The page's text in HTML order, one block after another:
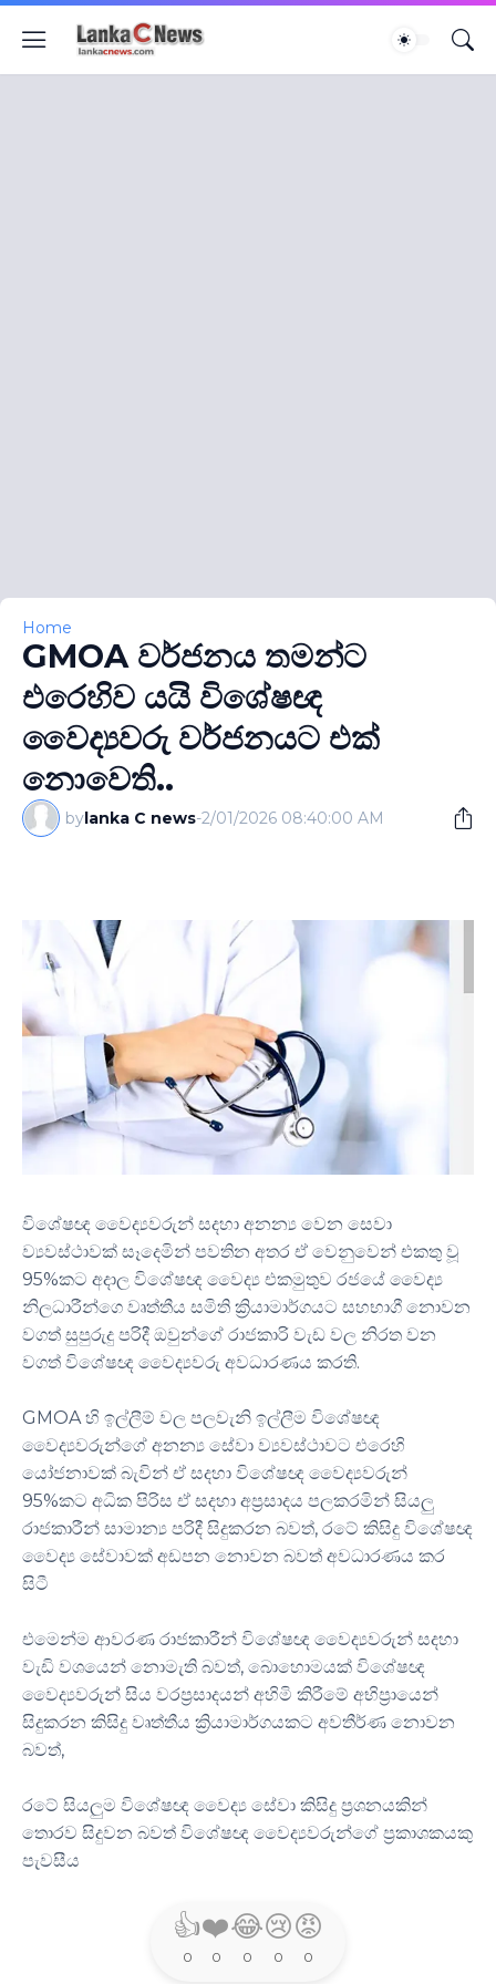
Home
GMOA වර්ජනය තමන්ට
එරෙහිව යයි විශේෂඥ
වෛද්‍යවරු වර්ජනයට එක්
නොවෙති..
bylanka C news-2/01/2026 08:40:00 AM
විශේෂඥ වෛද්‍යවරුන් සදහා අනන්‍ය වෙන සෙවා
ව්‍යවස්ථාවක් සෑදෙමින් පවතින අතර ඒ වෙනුවෙන් එකතු වූ
95%කට අදාල විශේෂඥ වෛද්‍ය එකමුතුව රජයේ වෛද්‍ය
නිලධාරීන්ගෙ වෘත්තීය සමිති ක්‍රියාමාර්ගයට සහභාගී නොවන
වගත් සුපුරුදු පරිදී ඔවුන්ගේ රාජකාරි වැඩ වල නිරත වන
වගත් විශේෂඥ වෛද්‍යවරු අවධාරණය කරති.
GMOA හි ඉල්ලීම් වල පලවැනි ඉල්ලීම විශේෂඥ
වෛද්‍යවරුන්ගේ අනන්‍ය සේවා ව්‍යවස්ථාවට එරෙහි
යෝජනාවක් බැවින් ඒ සදහා විශේෂඥ වෛද්‍යවරුන්
95%කට අධික පිරිස ඒ සදහා අප්‍රසාදය පලකරමින් සියලු
රාජකාරීන් සාමාන්‍ය පරිදී සිදුකරන බවත්, රටේ කිසිදු විශේෂඥ
වෛද්‍ය සේවාවක් අඩපන නොවන බවත් අවධාරණය කර
සිටී
එමෙන්ම ආවරණ රාජකාරීන් විශේෂඥ වෛද්‍යවරුන් සදහා
වැඩි වශයෙන් නොමැති බවත්, බොහොමයක් විශේෂඥ
වෛද්‍යවරුන් සිය වරප්‍රසාදයන් අහිමි කිරීමේ අභිප්‍රායෙන්
සිදුකරන කිසිදු වෘත්තීය ක්‍රියාමාර්ගයකට අවතීර්ණ නොවන
බවත්,
රටේ සියලුම විශේෂඥ වෛද්‍ය සේවා කිසිදු ප්‍රශනයකින්
තොරව සිදුවන බවත් විශේෂඥ වෛද්‍යවරුන්ගේ ප්‍රකාශකයකු
පැවසීය
👍
0
❤️
0
😂
0
😢
0
😡
0